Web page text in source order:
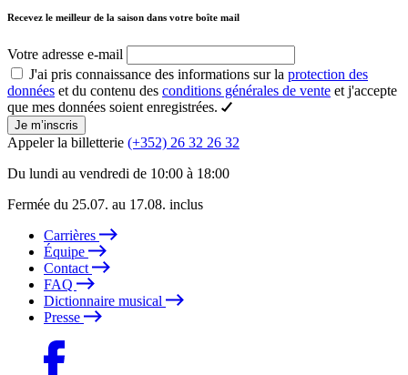
Recevez le meilleur de la saison dans votre boîte mail
Votre adresse e-mail
J'ai pris connaissance des informations sur la protection des
données et du contenu des conditions générales de vente et j'accepte
que mes données soient enregistrées.
Je m’inscris
Appeler la billetterie (+352) 26 32 26 32
Du lundi au vendredi de 10:00 à 18:00
Fermée du 25.07. au 17.08. inclus
Carrières
Équipe
Contact
FAQ
Dictionnaire musical
Presse